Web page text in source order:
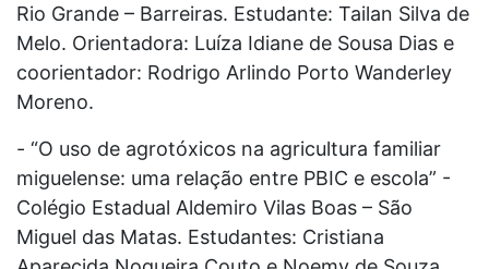
Rio Grande – Barreiras. Estudante: Tailan Silva de
Melo. Orientadora: Luíza Idiane de Sousa Dias e
coorientador: Rodrigo Arlindo Porto Wanderley
Moreno.
- “O uso de agrotóxicos na agricultura familiar
miguelense: uma relação entre PBIC e escola” -
Colégio Estadual Aldemiro Vilas Boas – São
Miguel das Matas. Estudantes: Cristiana